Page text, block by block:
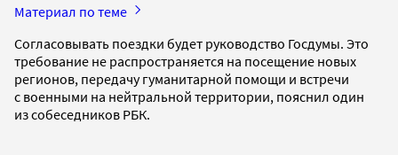
Материал по теме
Согласовывать поездки будет руководство Госдумы. Это
требование не распространяется на посещение новых
регионов, передачу гуманитарной помощи и встречи
с военными на нейтральной территории, пояснил один
из собеседников РБК.